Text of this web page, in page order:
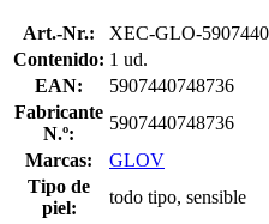
Art.-Nr.:
XEC-GLO-
Contenido: 1 ud.
EAN:
5907440748736
Fabricante
N.º:
5907440748736
Marcas:
GLOV
Tipo de
piel:
todo tipo, sensible